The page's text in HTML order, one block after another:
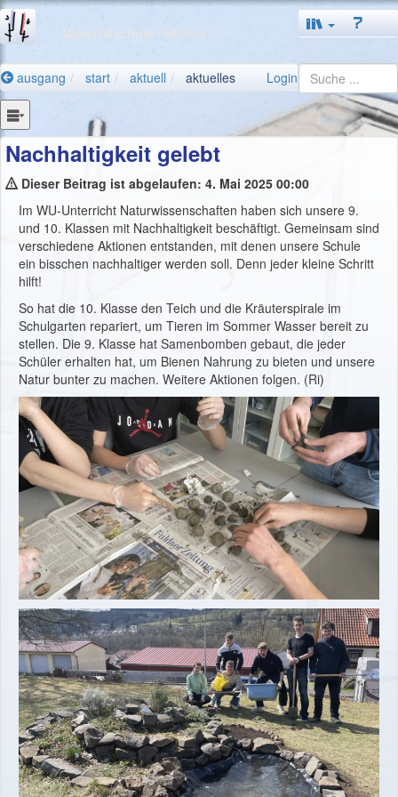
Ulstertalschule
ausgang start aktuell aktuelles Login
Nachhaltigkeit gelebt
Dieser Beitrag ist abgelaufen: 4. Mai 2025 00:00
Im WU-Unterricht Naturwissenschaften haben sich unsere 9.
und 10. Klassen mit Nachhaltigkeit beschäftigt. Gemeinsam sind
verschiedene Aktionen entstanden, mit denen unsere Schule
ein bisschen nachhaltiger werden soll. Denn jeder kleine Schritt
hilft!
So hat die 10. Klasse den Teich und die Kräuterspirale im
Schulgarten repariert, um Tieren im Sommer Wasser bereit zu
stellen. Die 9. Klasse hat Samenbomben gebaut, die jeder
Schüler erhalten hat, um Bienen Nahrung zu bieten und unsere
Natur bunter zu machen. Weitere Aktionen folgen. (Ri)